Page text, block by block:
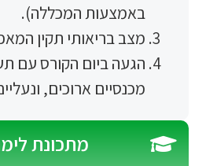
המכללה).
בריאותי תקין המאפשר תרגול
ביום הקורס עם תעודה מזהה,
ארוכים, ונעליים סגורות.
מתכונת לימודים